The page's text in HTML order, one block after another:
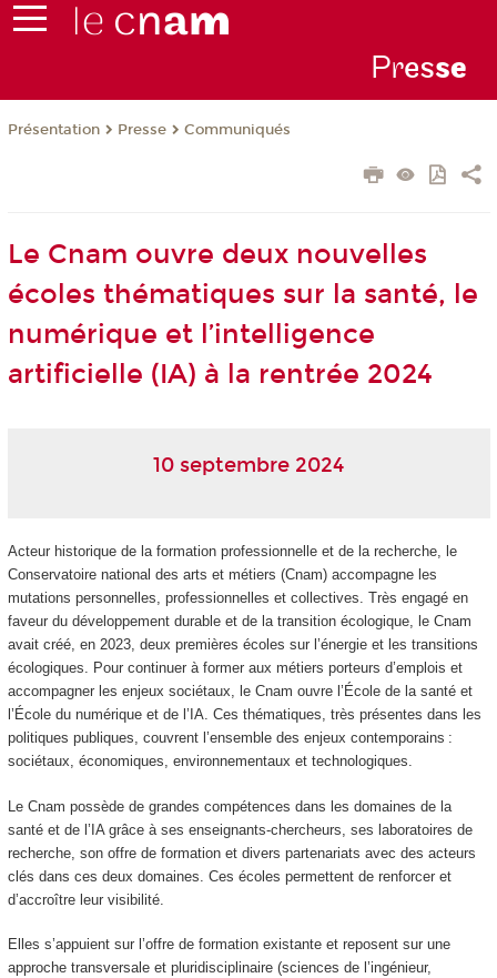
Presse
Présentation Presse Communiqués
Le Cnam ouvre deux nouvelles
écoles thématiques sur la santé, le
numérique et l’intelligence
artificielle (IA) à la rentrée 2024
10 septembre 2024
Acteur historique de la formation professionnelle et de la recherche, le
Conservatoire national des arts et métiers (Cnam) accompagne les
mutations personnelles, professionnelles et collectives. Très engagé en
faveur du développement durable et de la transition écologique, le Cnam
avait créé, en 2023, deux premières écoles sur l’énergie et les transitions
écologiques. Pour continuer à former aux métiers porteurs d’emplois et
accompagner les enjeux sociétaux, le Cnam ouvre l’École de la santé et
l’École du numérique et de l’IA. Ces thématiques, très présentes dans les
politiques publiques, couvrent l’ensemble des enjeux contemporains :
sociétaux, économiques, environnementaux et technologiques.
Le Cnam possède de grandes compétences dans les domaines de la
santé et de l’IA grâce à ses enseignants-chercheurs, ses laboratoires de
recherche, son offre de formation et divers partenariats avec des acteurs
clés dans ces deux domaines. Ces écoles permettent de renforcer et
d’accroître leur visibilité.
Elles s’appuient sur l’offre de formation existante et reposent sur une
approche transversale et pluridisciplinaire (sciences de l’ingénieur,